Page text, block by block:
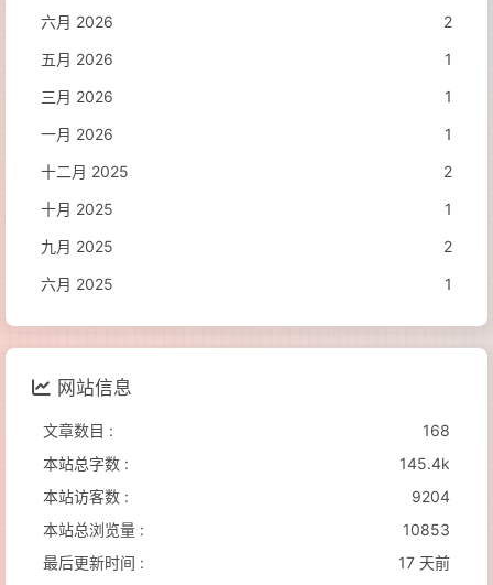
六月 2026
2
五月 2026
1
三月 2026
1
一月 2026
1
十二月 2025
2
十月 2025
1
九月 2025
2
六月 2025
1
网站信息
文章数目 :
168
本站总字数 :
145.4k
本站访客数 :
9204
本站总浏览量 :
10853
最后更新时间 :
17 天前